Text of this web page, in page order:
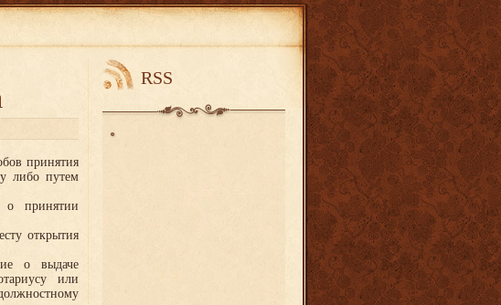
принятия
либо путем
о принятии
открытия
о выдаче
или
RSS